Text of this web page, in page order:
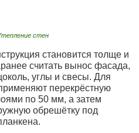
стен
становится толще и
считать вынос фасада,
углы и свесы. Для
перекрёстную
по 50 мм, а затем
обрешётку под